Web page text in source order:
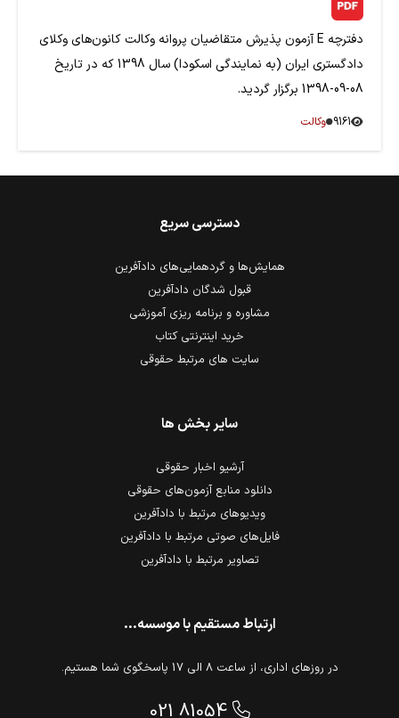
دفترچه E آزمون پذیرش متقاضیان پروانه وکالت کانون‌های وکلای
دادگستری ایران (به نمایندگی اسکودا) سال 1398 که در تاریخ
08-09-1398 برگزار گردید.
9161 وکالت
ارتباط مستقیم با موسسه...
در روزهای اداری، از ساعت 8 الی 17 پاسخگوی شما هستیم.
021 81054
دسترسی سریع
همایش‌ها و گردهمایی‌های دادآفرین
قبول شدگان دادآفرین
مشاوره و برنامه ریزی آموزشی
خرید اینترنتی کتاب
سایت های مرتبط حقوقی
سایر بخش ها
آرشیو اخبار حقوقی
دانلود منابع آزمون‌های حقوقی
ویدیوهای مرتبط با دادآفرین
فایل‌های صوتی مرتبط با دادآفرین
تصاویر مرتبط با دادآفرین